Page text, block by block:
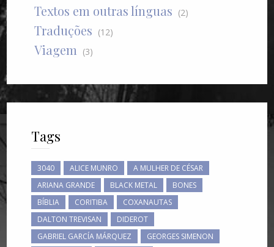
Textos em outras línguas (2)
Traduções (12)
Viagem (3)
Tags
3040 ALICE MUNRO
A MULHER DE CÉSAR
ARIANA GRANDE
BLACK METAL
BONES
BÍBLIA
CORITIBA
COXANAUTAS
DALTON TREVISAN
DIDEROT
GABRIEL GARCÍA MÁRQUEZ
GEORGES SIMENON